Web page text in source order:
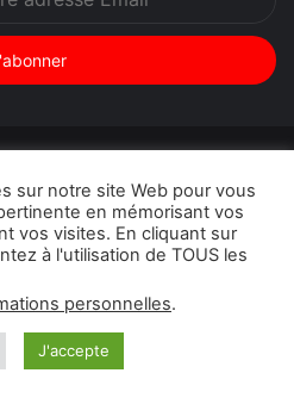
DoucSoft Technologies
Politique de confidentialité
LinkedinYouTubeInstagram
sur notre site Web pour vous
en mémorisant vos
vos visites. En cliquant sur
à l'utilisation de TOUS les
personnelles.
J'accepte